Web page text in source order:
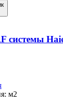
системы
м2